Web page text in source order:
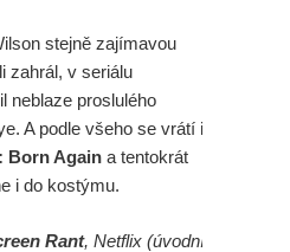
stejně zajímavou
zahrál, v seriálu
neblaze proslulého
A podle všeho se vrátí i
Born Again a tentokrát
i do kostýmu.
Rant, Netflix (úvodní